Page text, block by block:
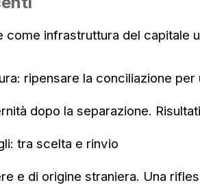
come infrastruttura del capitale
ripensare la conciliazione per
dopo la separazione.
tra scelta e rinvio
e di origine straniera. Una